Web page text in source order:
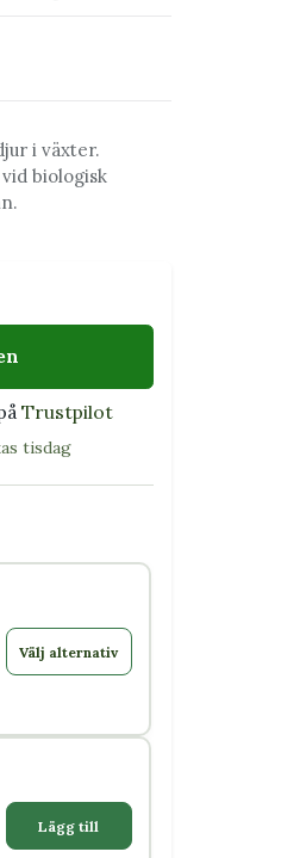
i växter.
biologisk
Trustpilot
tisdag
Välj alternativ
Lägg till